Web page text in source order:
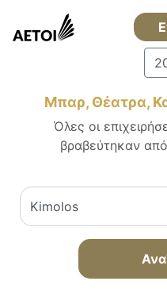
Μπαρ, Θέατρα,
Όλες οι
βραβεύτηκαν